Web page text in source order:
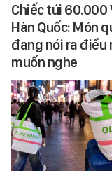
Chiếc túi 60.000
Hàn Quốc: Món
đang nói ra điều
muốn nghe